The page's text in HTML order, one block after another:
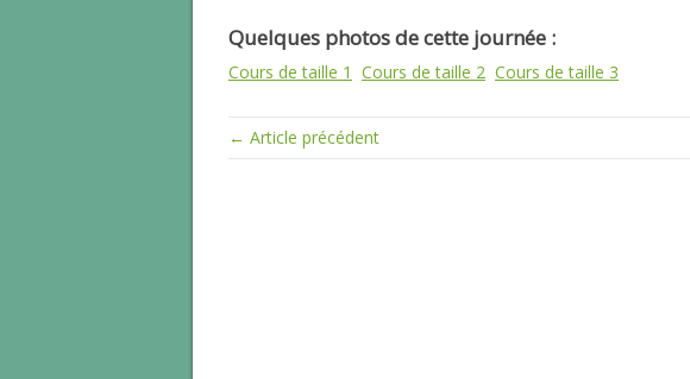
Quelques photos de cette journée :
Cours de taille 1 Cours de taille 2 Cours de taille 3
← Article précédent